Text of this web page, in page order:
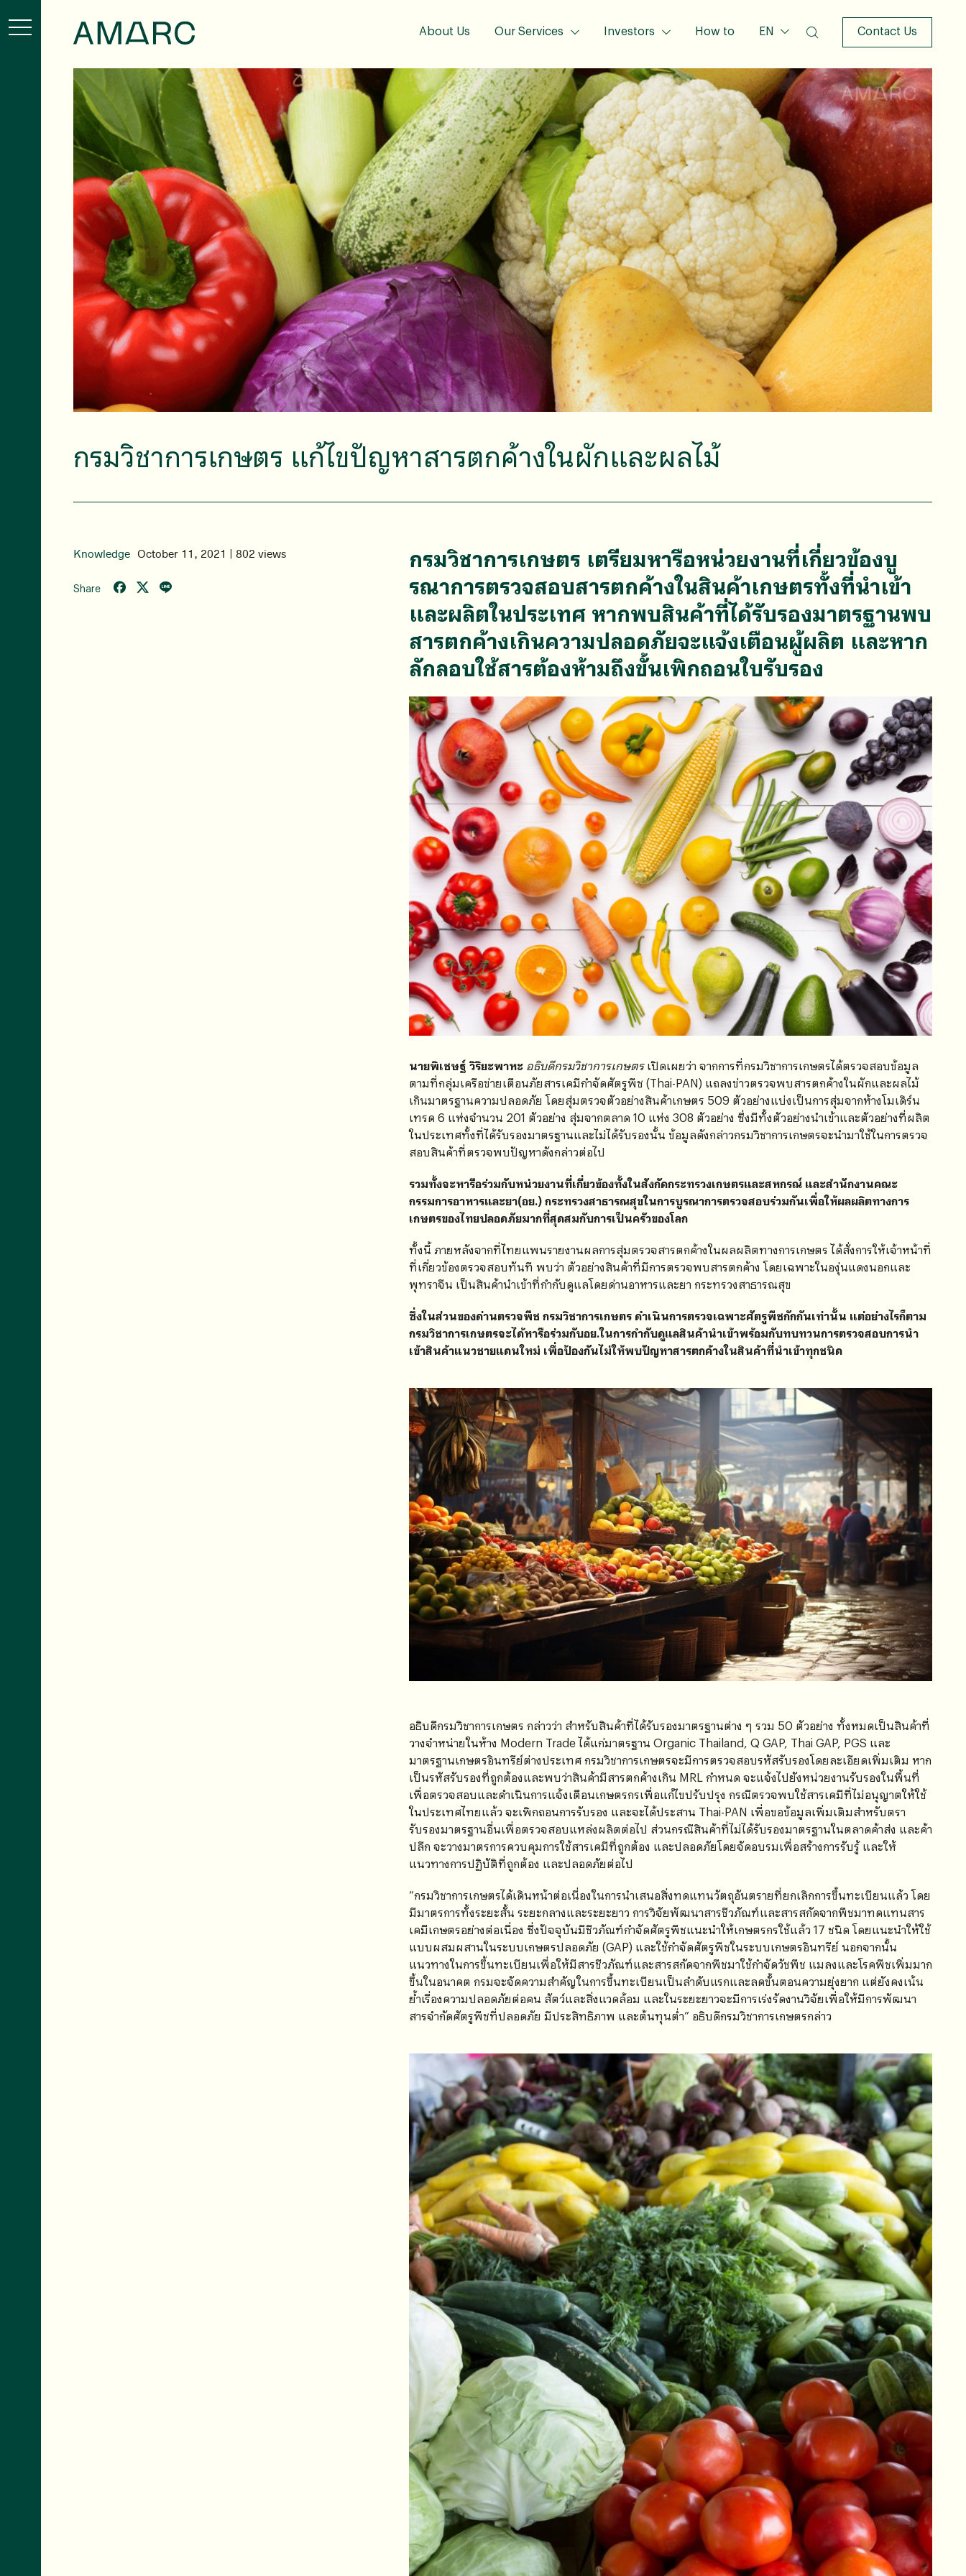
About Us Our Services Investors How to EN Contact Us
กรมวิชาการเกษตร แก้ไขปัญหาสารตกค้างในผักและผลไม้
Knowledge October 11, 2021 | 802 views
Share
กรมวิชาการเกษตร เตรียมหารือหน่วยงานที่เกี่ยวข้องบู
รณาการตรวจสอบสารตกค้างในสินค้าเกษตรทั้งที่นำเข้า
และผลิตในประเทศ หากพบสินค้าที่ได้รับรองมาตรฐานพบ
สารตกค้างเกินความปลอดภัยจะแจ้งเตือนผู้ผลิต และหาก
ลักลอบใช้สารต้องห้ามถึงขั้นเพิกถอนใบรับรอง
นายพิเชษฐ์ วิริยะพาหะ อธิบดีกรมวิชาการเกษตรเปิดเผยว่า จากการที่กรมวิชาการเกษตรได้ตรวจสอบข้อมูล
ตามที่กลุ่มเครือข่ายเตือนภัยสารเคมีกำจัดศัตรูพืช (Thai-PAN) แถลงข่าวตรวจพบสารตกค้างในผักและผลไม้
เกินมาตรฐานความปลอดภัย โดยสุ่มตรวจตัวอย่างสินค้าเกษตร 509 ตัวอย่างแบ่งเป็นการสุ่มจากห้างโมเดิร์น
เทรด 6 แห่งจำนวน 201 ตัวอย่าง สุ่มจากตลาด 10 แห่ง 308 ตัวอย่าง ซึ่งมีทั้งตัวอย่างนำเข้าและตัวอย่างที่ผลิต
ในประเทศทั้งที่ได้รับรองมาตรฐานและไม่ได้รับรองนั้น ข้อมูลดังกล่าวกรมวิชาการเกษตรจะนำมาใช้ในการตรวจ
สอบสินค้าที่ตรวจพบปัญหาดังกล่าวต่อไป
รวมทั้งจะหารือร่วมกับหน่วยงานที่เกี่ยวข้องทั้งในสังกัดกระทรวงเกษตรและสหกรณ์ และสำนักงานคณะ
กรรมการอาหารและยา(อย.) กระทรวงสาธารณสุขในการบูรณาการตรวจสอบร่วมกันเพื่อให้ผลผลิตทางการ
เกษตรของไทยปลอดภัยมากที่สุดสมกับการเป็นครัวของโลก
ทั้งนี้ ภายหลังจากที่ไทยแพนรายงานผลการสุ่มตรวจสารตกค้างในผลผลิตทางการเกษตร ได้สั่งการให้เจ้าหน้าที่
ที่เกี่ยวข้องตรวจสอบทันที พบว่า ตัวอย่างสินค้าที่มีการตรวจพบสารตกค้าง โดยเฉพาะในองุ่นแดงนอกและ
พุทราจีน เป็นสินค้านำเข้าที่กำกับดูแลโดยด่านอาหารและยา กระทรวงสาธารณสุข
ซึ่งในส่วนของด่านตรวจพืช กรมวิชาการเกษตร ดำเนินการตรวจเฉพาะศัตรูพืชกักกันเท่านั้น แต่อย่างไรก็ตาม
กรมวิชาการเกษตรจะได้หารือร่วมกับอย.ในการกำกับดูแลสินค้านำเข้าพร้อมกับทบทวนการตรวจสอบการนำ
เข้าสินค้าแนวชายแดนใหม่ เพื่อป้องกันไม่ให้พบปัญหาสารตกค้างในสินค้าที่นำเข้าทุกชนิด
อธิบดีกรมวิชาการเกษตร กล่าวว่า สำหรับสินค้าที่ได้รับรองมาตรฐานต่าง ๆ รวม 50 ตัวอย่าง ทั้งหมดเป็นสินค้าที่
วางจำหน่ายในห้าง Modern Trade ได้แก่มาตรฐาน Organic Thailand, Q GAP, Thai GAP, PGS และ
มาตรฐานเกษตรอินทรีย์ต่างประเทศ กรมวิชาการเกษตรจะมีการตรวจสอบรหัสรับรองโดยละเอียดเพิ่มเติม หาก
เป็นรหัสรับรองที่ถูกต้องและพบว่าสินค้ามีสารตกค้างเกิน MRL กำหนด จะแจ้งไปยังหน่วยงานรับรองในพื้นที่
เพื่อตรวจสอบและดำเนินการแจ้งเตือนเกษตรกรเพื่อแก้ไขปรับปรุง กรณีตรวจพบใช้สารเคมีที่ไม่อนุญาตให้ใช้
ในประเทศไทยแล้ว จะเพิกถอนการรับรอง และจะได้ประสาน Thai-PAN เพื่อขอข้อมูลเพิ่มเติมสำหรับตรา
รับรองมาตรฐานอื่นเพื่อตรวจสอบแหล่งผลิตต่อไป ส่วนกรณีสินค้าที่ไม่ได้รับรองมาตรฐานในตลาดค้าส่ง และค้า
ปลีก จะวางมาตรการควบคุมการใช้สารเคมีที่ถูกต้อง และปลอดภัยโดยจัดอบรมเพื่อสร้างการรับรู้ และให้
แนวทางการปฏิบัติที่ถูกต้อง และปลอดภัยต่อไป
“กรมวิชาการเกษตรได้เดินหน้าต่อเนื่องในการนำเสนอสิ่งทดแทนวัตถุอันตรายที่ยกเลิกการขึ้นทะเบียนแล้ว โดย
มีมาตรการทั้งระยะสั้น ระยะกลางและระยะยาว การวิจัยพัฒนาสารชีวภัณฑ์และสารสกัดจากพืชมาทดแทนสาร
เคมีเกษตรอย่างต่อเนื่อง ซึ่งปัจจุบันมีชีวภัณฑ์กำจัดศัตรูพืชแนะนำให้เกษตรกรใช้แล้ว 17 ชนิด โดยแนะนำให้ใช้
แบบผสมผสานในระบบเกษตรปลอดภัย (GAP) และใช้กำจัดศัตรูพืชในระบบเกษตรอินทรีย์ นอกจากนั้น
แนวทางในการขึ้นทะเบียนเพื่อให้มีสารชีวภัณฑ์และสารสกัดจากพืชมาใช้กำจัดวัชพืช แมลงและโรคพืชเพิ่มมาก
ขึ้นในอนาคต กรมจะจัดความสำคัญในการขึ้นทะเบียนเป็นลำดับแรกและลดขั้นตอนความยุ่งยาก แต่ยังคงเน้น
ย้ำเรื่องความปลอดภัยต่อคน สัตว์และสิ่งแวดล้อม และในระยะยาวจะมีการเร่งรัดงานวิจัยเพื่อให้มีการพัฒนา
สารจำกัดศัตรูพืชที่ปลอดภัย มีประสิทธิภาพ และต้นทุนต่ำ” อธิบดีกรมวิชาการเกษตรกล่าว